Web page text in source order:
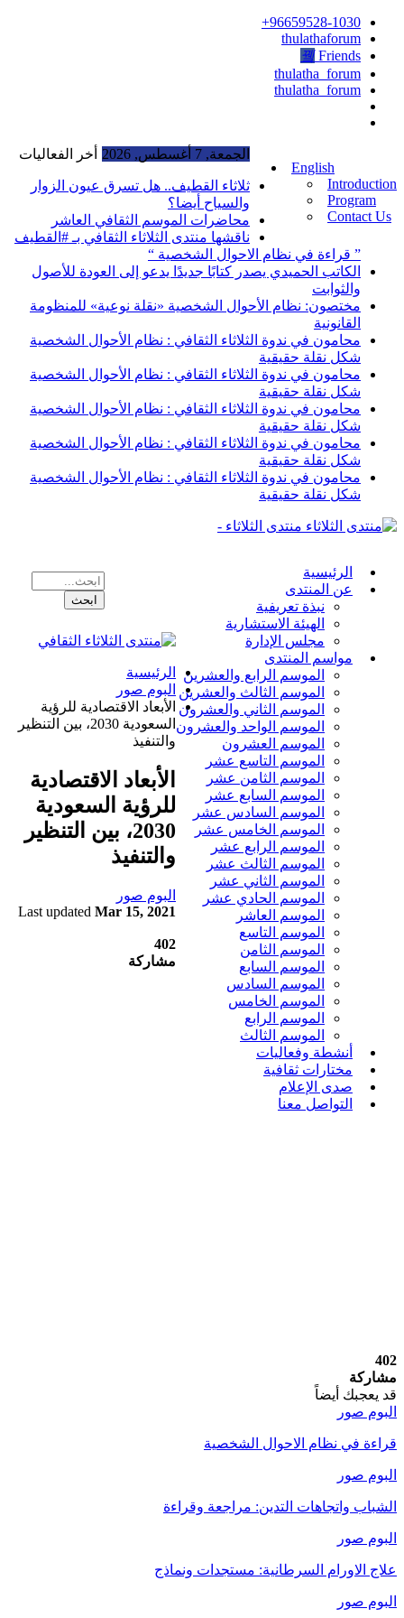
96659528-1030+
thulathaforum
Friends
thulatha_forum
thulatha_forum
English
Introduction
Program
Contact Us
الجمعة, 7 أغسطس, 2026 أخر الفعاليات
ثلاثاء القطيف.. هل تسرق عيون الزوار
والسياح أيضا؟
محاضرات الموسم الثقافي العاشر
ناقشها منتدى الثلاثاء الثقافي بـ #القطيف
” قراءة في نظام الاحوال الشخصية “
الكاتب الحميدي يصدر كتابًا جديدًا يدعو إلى العودة للأصول
والثوابت
مختصون: نظام الأحوال الشخصية «نقلة نوعية» للمنظومة
القانونية
محامون في ندوة الثلاثاء الثقافي : نظام الأحوال الشخصية
شكل نقلة حقيقية
محامون في ندوة الثلاثاء الثقافي : نظام الأحوال الشخصية
شكل نقلة حقيقية
محامون في ندوة الثلاثاء الثقافي : نظام الأحوال الشخصية
شكل نقلة حقيقية
محامون في ندوة الثلاثاء الثقافي : نظام الأحوال الشخصية
شكل نقلة حقيقية
محامون في ندوة الثلاثاء الثقافي : نظام الأحوال الشخصية
شكل نقلة حقيقية
منتدى الثلاثاء -
الرئيسية
عن المنتدى
نبذة تعريفية
الهيئة الاستشارية
مجلس الإدارة
مواسم المنتدى
الموسم الرابع والعشرين
الموسم الثالث والعشرين
الموسم الثاني والعشرون
الموسم الواحد والعشرون
الموسم العشرون
الموسم التاسع عشر
الموسم الثامن عشر
الموسم السابع عشر
الموسم السادس عشر
الموسم الخامس عشر
الموسم الرابع عشر
الموسم الثالث عشر
الموسم الثاني عشر
الموسم الحادي عشر
الموسم العاشر
الموسم التاسع
الموسم الثامن
الموسم السابع
الموسم السادس
الموسم الخامس
الموسم الرابع
الموسم الثالث
أنشطة وفعاليات
مختارات ثقافية
صدى الإعلام
التواصل معنا
الرئيسية
البوم صور
الأبعاد الاقتصادية للرؤية
السعودية 2030، بين التنظير
والتنفيذ
الأبعاد الاقتصادية
للرؤية السعودية
2030، بين التنظير
والتنفيذ
البوم صور
Last updated Mar 15, 2021
402
مشاركة
402
مشاركة
قد يعجبك أيضاً
البوم صور
قراءة في نظام الاحوال الشخصية
البوم صور
الشباب واتجاهات التدين: مراجعة وقراءة
البوم صور
علاج الاورام السرطانية: مستجدات ونماذج
البوم صور